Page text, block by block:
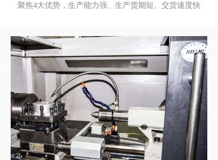
聚焦4大优势，生产能力强、生产货期短、交货速度快